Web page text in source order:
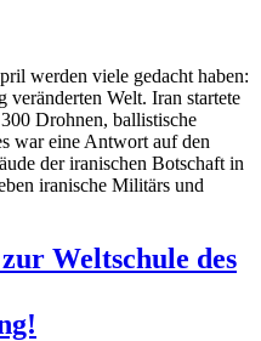
werden viele gedacht haben:
Welt. Iran startete
Drohnen, ballistische
war eine Antwort auf den
der iranischen Botschaft in
iranische Militärs und
Weltschule des